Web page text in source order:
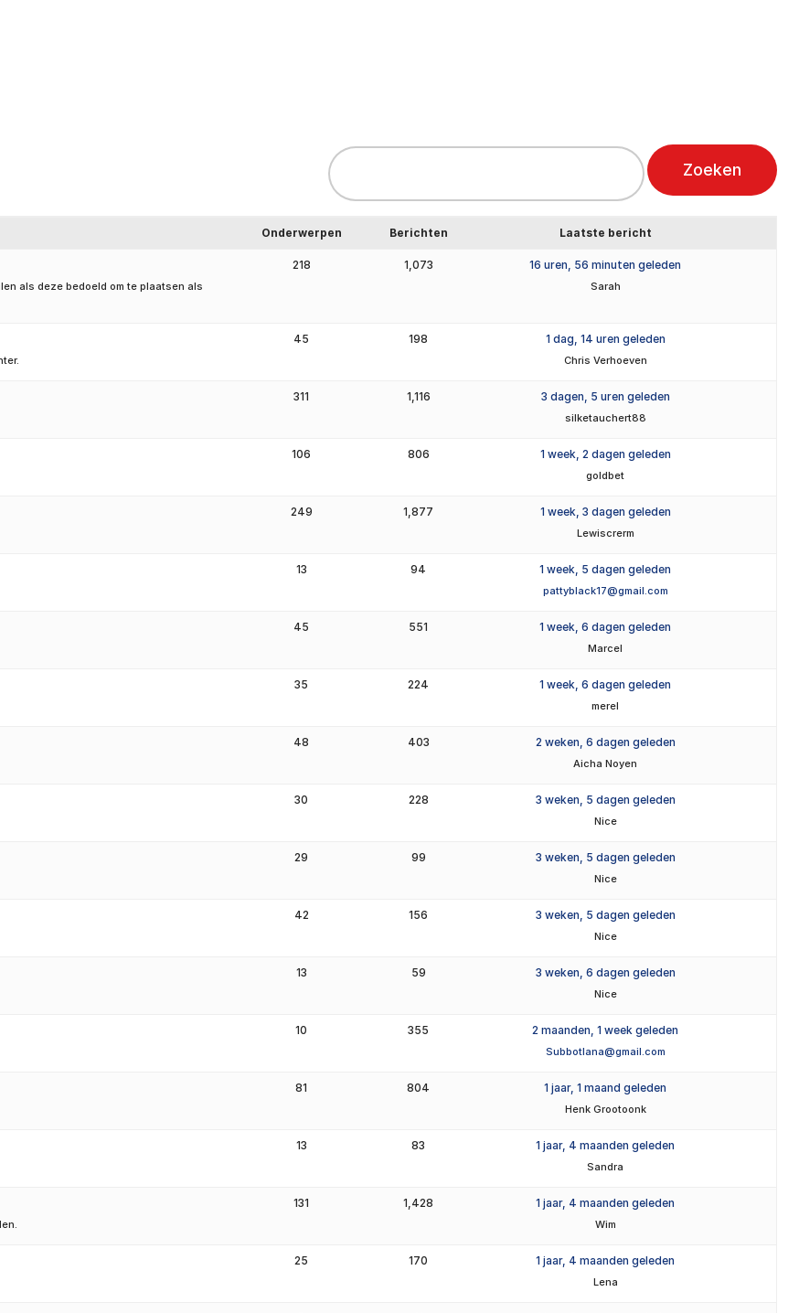
Onderwerpen Berichten Laatste bericht
als deze bedoeld om te plaatsen als
218 1,073 16 uren, 56 minuten geleden
Sarah
45 198 1 dag, 14 uren geleden
Chris Verhoeven
311 1,116 3 dagen, 5 uren geleden
silketauchert88
106 806 1 week, 2 dagen geleden
goldbet
249 1,877 1 week, 3 dagen geleden
Lewiscrerm
13 94 1 week, 5 dagen geleden
pattyblack17@gmail.com
45 551 1 week, 6 dagen geleden
Marcel
35 224 1 week, 6 dagen geleden
merel
48 403 2 weken, 6 dagen geleden
Aicha Noyen
30 228 3 weken, 5 dagen geleden
Nice
29 99 3 weken, 5 dagen geleden
Nice
42 156 3 weken, 5 dagen geleden
Nice
13 59 3 weken, 6 dagen geleden
Nice
10 355 2 maanden, 1 week geleden
Subbotlana@gmail.com
81 804 1 jaar, 1 maand geleden
Henk Grootoonk
13 83 1 jaar, 4 maanden geleden
Sandra
131 1,428 1 jaar, 4 maanden geleden
Wim
25 170 1 jaar, 4 maanden geleden
Lena